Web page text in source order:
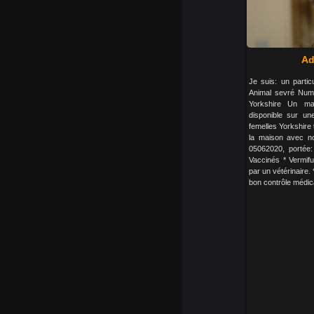
Je suis: un
Animal sevré
Yorkshire Un
disponible sur
femelles
la maison avec
05062020,
Vaccinés *
par un vétérinaire.
bon contrôle